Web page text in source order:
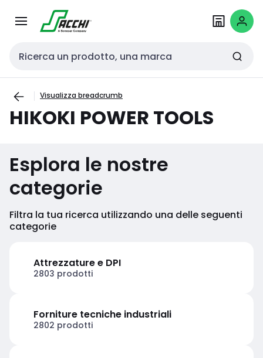
navigazionecontenuto
Cerca input
Visualizza breadcrumb
HIKOKI POWER TOOLS
Esplora le nostre
categorie
Filtra la tua ricerca utilizzando una delle seguenti
categorie
Attrezzature e DPI
2803 prodotti
Forniture tecniche industriali
2802 prodotti